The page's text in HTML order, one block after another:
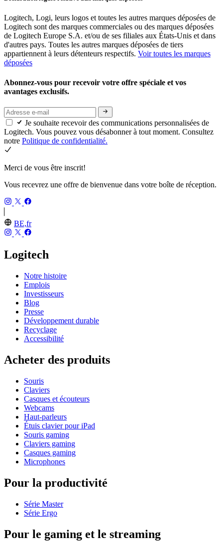
Logitech, Logi, leurs logos et toutes les autres marques déposées de
Logitech sont des marques commerciales ou des marques déposées
de Logitech Europe S.A. et/ou de ses filiales aux États-Unis et dans
d'autres pays. Toutes les autres marques déposées de tiers
appartiennent à leurs détenteurs respectifs. Voir toutes les marques
déposées
Abonnez-vous pour recevoir votre offre spéciale et vos
avantages exclusifs.
Je souhaite recevoir des communications personnalisées de
Logitech. Vous pouvez vous désabonner à tout moment. Consultez
notre Politique de confidentialité.
Merci de vous être inscrit!
Vous recevrez une offre de bienvenue dans votre boîte de réception.
BE,fr
Logitech
Notre histoire
Emplois
Investisseurs
Blog
Presse
Développement durable
Recyclage
Accessibilité
Acheter des produits
Souris
Claviers
Casques et écouteurs
Webcams
Haut-parleurs
Étuis clavier pour iPad
Souris gaming
Claviers gaming
Casques gaming
Microphones
Pour la productivité
Série Master
Série Ergo
Pour le gaming et le streaming